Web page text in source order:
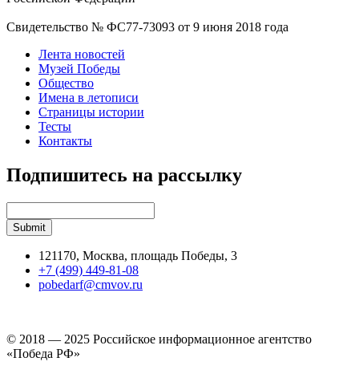
Свидетельство № ФС77-73093 от 9 июня 2018 года
Лента новостей
Музей Победы
Общество
Имена в летописи
Страницы истории
Тесты
Контакты
Подпишитесь на рассылку
121170, Москва, площадь Победы, 3
+7 (499) 449-81-08
pobedarf@cmvov.ru
© 2018 — 2025 Российское информационное агентство
«Победа РФ»